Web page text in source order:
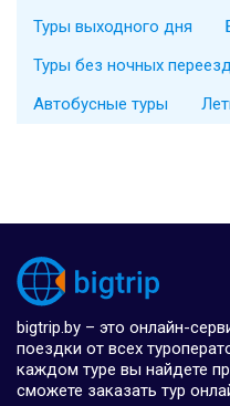
Туры выходного дня
Туры без ночных
Автобусные туры
bigtrip.by – это онлайн-
поездки от всех
каждом туре вы найдете
сможете заказать тур